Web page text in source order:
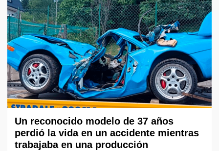
Un reconocido modelo de 37 años
perdió la vida en un accidente mientras
trabajaba en una producción